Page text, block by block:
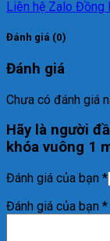
Liên hệ Zalo Đồng
Đánh giá (0)
Đánh giá
Chưa có đánh giá
Hãy là người
khóa vuông 1
Đánh giá của bạn *
Đánh giá của bạn *